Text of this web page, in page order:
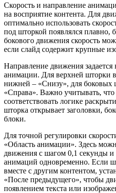
Скорость и направление
на восприятие контента. Для
оптимально использовать
под шторкой появлялся плавно,
бокового движения скорость
если слайд содержит крупные
Направление движения задается
анимации. Для верхней шторки
нижней – «Снизу», для боковых
«Справа». Важно учитывать,
соответствовать логике
шторка открывает заголовки,
блоки.
Для точной регулировки
«Область анимации». Здесь
движения с шагом 0,1 секунды и
анимаций одновременно. Если
вместе с другим контентом,
«После предыдущего», чтобы
появлением текста или